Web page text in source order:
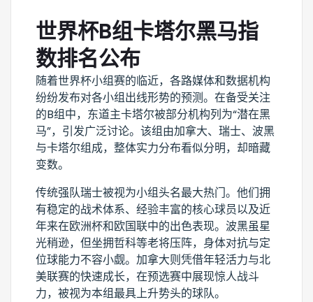
世界杯B组卡塔尔黑马指
数排名公布
随着世界杯小组赛的临近，各路媒体和数据机构
纷纷发布对各小组出线形势的预测。在备受关注
的B组中，东道主卡塔尔被部分机构列为“潜在黑
马”，引发广泛讨论。该组由加拿大、瑞士、波黑
与卡塔尔组成，整体实力分布看似分明，却暗藏
变数。
传统强队瑞士被视为小组头名最大热门。他们拥
有稳定的战术体系、经验丰富的核心球员以及近
年来在欧洲杯和欧国联中的出色表现。波黑虽星
光稍逊，但坐拥哲科等老将压阵，身体对抗与定
位球能力不容小觑。加拿大则凭借年轻活力与北
美联赛的快速成长，在预选赛中展现惊人战斗
力，被视为本组最具上升势头的球队。